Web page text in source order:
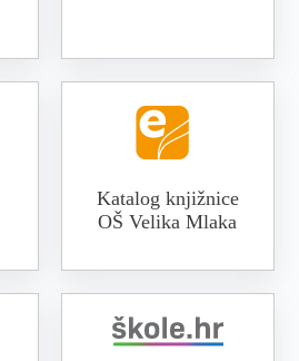
Katalog knjižnice
OŠ Velika Mlaka